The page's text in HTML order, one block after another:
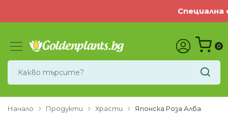
Специална
0
Начало Продукти Храсти Японска Роза Алба